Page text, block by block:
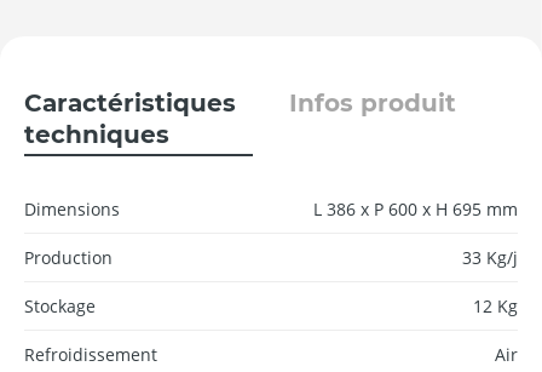
Caractéristiques
techniques
Infos produit
Dimensions L 386 x P 600 x H 695 mm
Production 33 Kg/j
Stockage 12 Kg
Refroidissement Air